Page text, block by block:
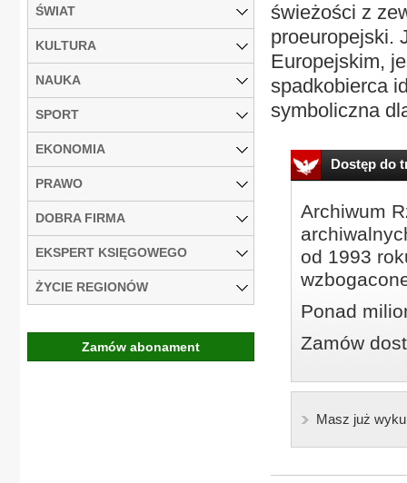
świeżości z
proeuropejski.
Europejskim,
spadkobierca
symboliczna
Dostęp do
Archiwum
od 1993
Ponad
Zamów
Masz już
ŚWIAT
KULTURA
NAUKA
SPORT
EKONOMIA
PRAWO
DOBRA FIRMA
EKSPERT KSIĘGOWEGO
ŻYCIE REGIONÓW
Zamów abonament